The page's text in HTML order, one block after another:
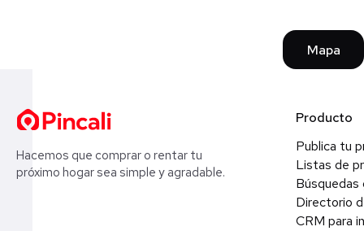
Mapa
Hacemos que comprar o rentar tu
próximo hogar sea simple y agradable.
Producto
Publica tu
Listas de
Búsquedas
Directorio
CRM para